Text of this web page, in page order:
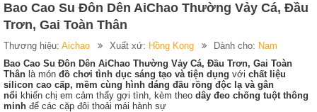
Bao Cao Su Đôn Dên AiChao Thường Vảy Cá, Đầu
Trơn, Gai Toàn Thân
Thương hiệu: Aichao Xuất xứ: Hồng Kong Dành cho: Nam
Bao Cao Su Đôn Dên AiChao Thường Vảy Cá, Đầu Trơn, Gai Toàn
Thân là món đồ chơi tình dục sáng tạo và tiện dụng với chất liệu
silicon cao cấp, mềm cùng hình dáng đầu rồng độc lạ và gân
nổi khiến chị em cảm thấy gợi tình, kèm theo dây đeo chống tuột thông
minh để các cặp đôi thoải mái hành sự